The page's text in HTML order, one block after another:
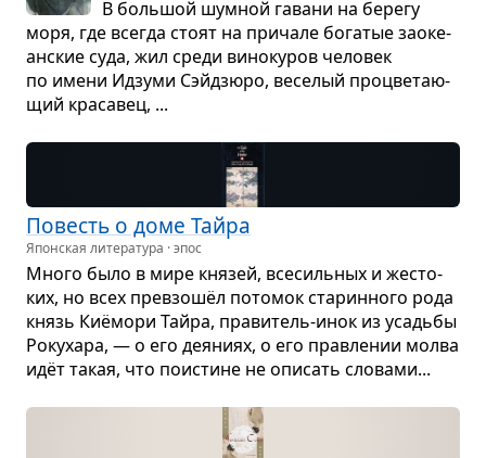
В боль­шой шум­ной гавани на берегу
моря, где все­гда стоят на при­чале бога­тые заоке­
ан­ские суда, жил среди вино­ку­ров чело­век
по имени Идзуми Сэйдзюро, весе­лый про­цве­та­ю­
щий кра­са­вец, ...
Повесть о доме Тайра
Японская литература · эпос
Много было в мире кня­зей, все­силь­ных и жесто­
ких, но всех пре­взошёл пото­мок ста­рин­ного рода
князь Киёмори Тайра, пра­ви­тель-инок из усадьбы
Року­хара, — о его дея­ниях, о его прав­ле­нии молва
идёт такая, что поис­тине не опи­сать сло­вами...